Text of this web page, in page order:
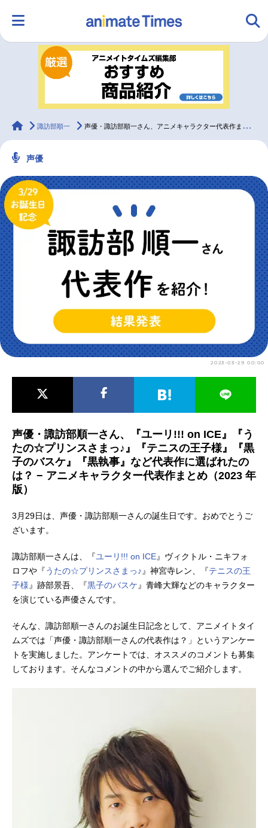
ランキング アニメ
ラジオ
2.5次元 配信・Vtuber
最新記事一覧
アニメ映画一覧 実写化映画一覧
今期アニメ曜日別一覧
春アニメ
男性声優/女性声優一覧
animateTimes
諏訪部順一 声優・諏訪部順一さん、アニメキャラクター代表作まとめ（2023年版）
声優
2023-03-29 00:00
声優・諏訪部順一さん、『ユーリ!!! on ICE』『う
たの☆プリンスさまっ♪』『テニスの王子様』『黒
子のバスケ』『黒執事』など代表作に選ばれたの
は？ − アニメキャラクター代表作まとめ（2023 年
版）
3月29日は、声優・諏訪部順一さんの誕生日です。おめでとうご
ざいます。
諏訪部順一さんは、『ユーリ!!! on ICE』ヴィクトル・ニキフォ
ロフや『うたの☆プリンスさまっ♪ 』神宮寺レン、『テニスの王
子様 』跡部景吾、『黒子のバスケ 』青峰大輝などのキャラクター
を演じている声優さんです。
そんな、諏訪部順一さんのお誕生日記念として、アニメイトタイ
ムズでは「声優・諏訪部順一さんの代表作は？」というアンケー
トを実施しました。アンケートでは、オススメのコメントも募集
しております。そんなコメントの中から選んでご紹介します。